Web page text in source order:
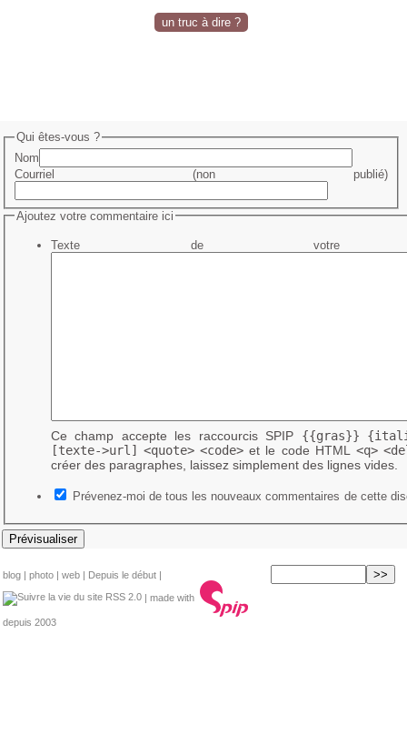
un truc à dire ?
Qui êtes-vous ?
Nom
Courriel (non publié)
Ajoutez votre commentaire ici
Texte de votre
Ce champ accepte les raccourcis SPIP {{gras}}
[texte->url]
<quote> <code>et le code HTML <q>
créer des paragraphes, laissez simplement des lignes vides.
Prévenez-moi de tous les nouveaux commentaires de cette
blog | photo | web | Depuis le début |
RSS 2.0 | made with
depuis 2003